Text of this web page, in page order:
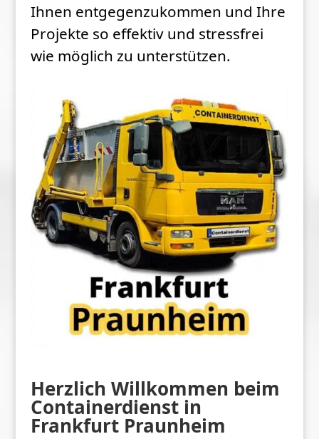
Ihnen entgegenzukommen und Ihre
Projekte so effektiv und stressfrei
wie möglich zu unterstützen.
Herzlich Willkommen beim
Containerdienst in
Frankfurt Praunheim